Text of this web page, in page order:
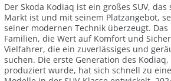
Der Skoda Kodiaq ist ein großes SUV,
Markt ist und mit seinem Platzangebot,
seiner modernen Technik überzeugt.
Familien, die Wert auf Komfort und
Vielfahrer, die ein zuverlässiges und
suchen. Die erste Generation des Kodiaq,
produziert wurde, hat sich schnell zu